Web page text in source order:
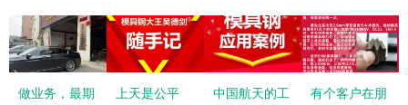
做业务，最期
上天是公平
中国航天的工
有个客户在朋